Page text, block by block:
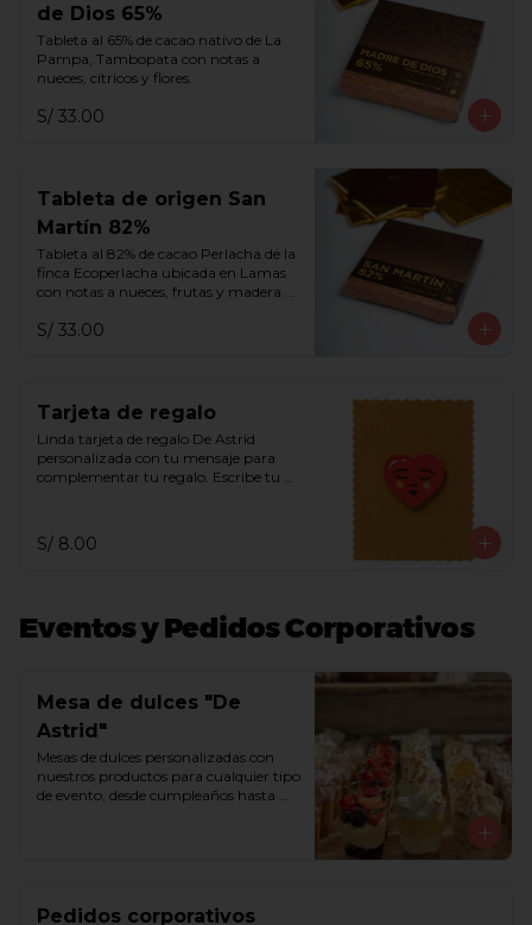
de Dios 65%
Tableta al 65% de cacao nativo de La
Pampa, Tambopata con notas a
nueces, cítricos y flores.
S/ 33.00
Tableta de origen San
Martín 82%
Tableta al 82% de cacao Perlacha de la
finca Ecoperlacha ubicada en Lamas
con notas a nueces, frutas y madera
S/ 33.00
Tarjeta de regalo
Linda tarjeta de regalo De Astrid
personalizada con tu mensaje para
complementar tu regalo. Escribe tu
S/ 8.00
Eventos y Pedidos Corporativos
Mesa de dulces "De
Astrid"
Mesas de dulces personalizadas con
nuestros productos para cualquier tipo
de evento, desde cumpleaños hasta
Comunícate con nosotros a través del
Pedidos corporativos